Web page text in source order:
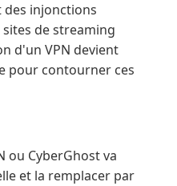
des injonctions
de streaming
d'un VPN devient
pour contourner ces
ou CyberGhost va
et la remplacer par